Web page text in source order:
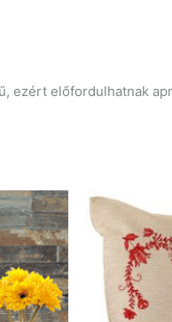
ezért előfordulhatnak